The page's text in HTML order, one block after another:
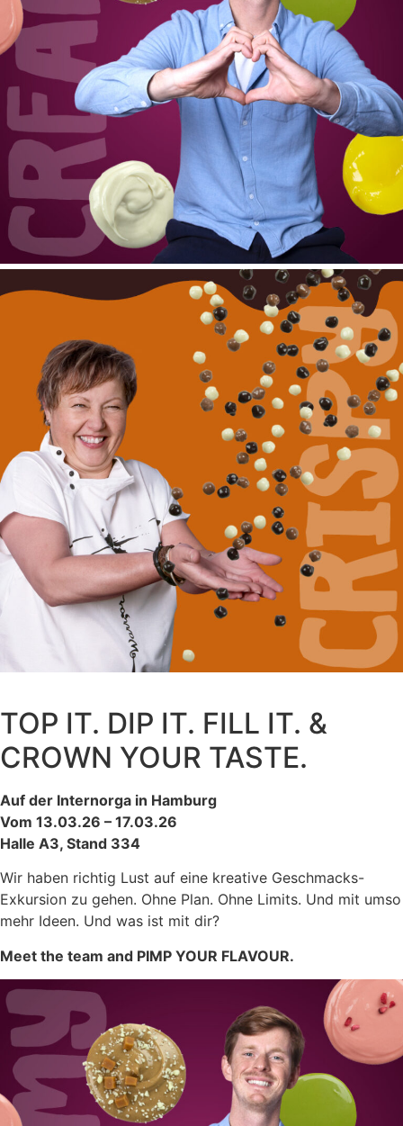
TOP IT. DIP IT. FILL IT. &
CROWN YOUR TASTE.
Auf der Internorga in Hamburg
Vom 13.03.26 – 17.03.26
Halle A3, Stand 334
Wir haben richtig Lust auf eine kreative Geschmacks-
Exkursion zu gehen. Ohne Plan. Ohne Limits. Und mit umso
mehr Ideen. Und was ist mit dir?
Meet the team and PIMP YOUR FLAVOUR.